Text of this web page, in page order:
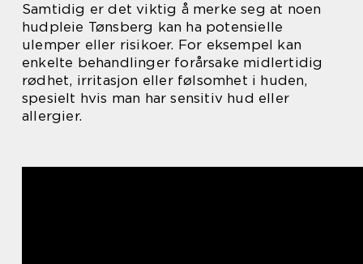
Samtidig er det viktig å merke seg at noen
hudpleie Tønsberg kan ha potensielle
ulemper eller risikoer. For eksempel kan
enkelte behandlinger forårsake midlertidig
rødhet, irritasjon eller følsomhet i huden,
spesielt hvis man har sensitiv hud eller
allergier.